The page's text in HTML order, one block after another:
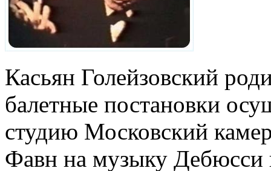
Касьян Голейзовский
балетные постановки
студию Московский
Фавн на музыку